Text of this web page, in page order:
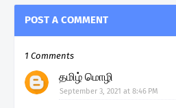
POST A COMMENT
1 Comments
தமிழ் மொழி
September 3, 2021 at 8:46 PM